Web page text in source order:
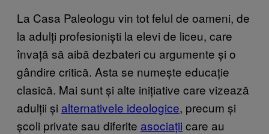
La Casa Paleologu vin tot felul de oameni, de
la adulți profesioniști la elevi de liceu, care
învață să aibă dezbateri cu argumente și o
gândire critică. Asta se numește educație
clasică. Mai sunt și alte inițiative care vizează
adulții și alternativele ideologice, precum și
școli private sau diferite asociații care au